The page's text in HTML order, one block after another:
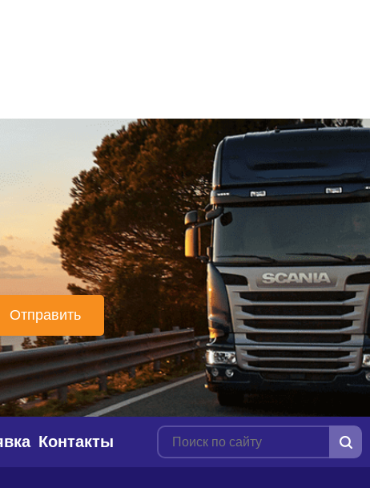
Контакты